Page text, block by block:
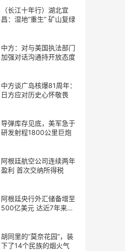
（长江十年行）湖北宜
昌：湿地“重生” 矿山复绿
中方：对与美国执法部门
加强对话沟通持开放态度
中方谈广岛核爆81周年：
日方应对历史心怀敬畏
导弹库存见底，美军急于
研发射程1800公里巨炮
阿根廷航空公司连续两年
盈利 首次交纳所得税
阿根廷央行外汇储备增至
500亿美元 达近7年来最
胡同里的“莫奈花园”，装
下了14个民族的烟火气